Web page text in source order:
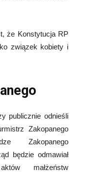
że Konstytucja RP
związek kobiety i
publicznie odnieśli
Zakopanego
Zakopanego
będzie odmawiał
małżeństw